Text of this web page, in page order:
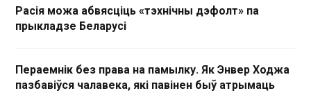
Расія можа абвясціць «тэхнічны дэфолт» па
прыкладзе Беларусі
Пераемнік без права на памылку. Як Энвер Ходжа
пазбавіўся чалавека, які павінен быў атрымаць